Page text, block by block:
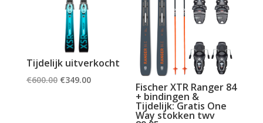
Tijdelijk uitverkocht
€600.00 Oorspronkelijke
€349.00Huidige
Fischer XTR Ranger 84
+ bindingen &
Tijdelijk: Gratis One
Way stokken twv